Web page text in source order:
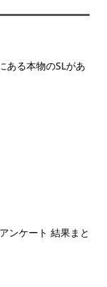
ある本物のSLがあ
ンケート 結果まと